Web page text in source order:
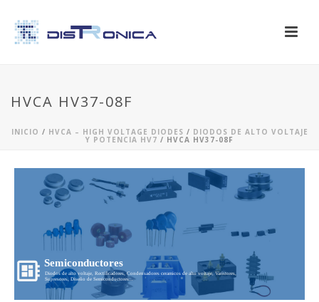
HVCA HV37-08F
INICIO / HVCA – HIGH VOLTAGE DIODES / DIODOS DE ALTO VOLTAJE
Y POTENCIA HV7 / HVCA HV37-08F
Semiconductores
Diodos de alto voltaje, Rectificadores, Condensadores ceramicos de alto voltaje, Varistores,
Supresores, Diseño de Semiconductores...